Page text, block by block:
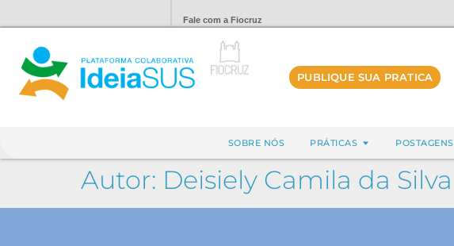
Fale com a Fiocruz
PUBLIQUE SUA PRATICA
SOBRE NÓS PRÁTICAS POSTAGENS
Autor: Deisiely Camila da Silva